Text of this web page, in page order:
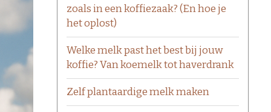
zoals in een koffiezaak? (En hoe je
het oplost)
Welke melk past het best bij jouw
koffie? Van koemelk tot haverdrank
Zelf plantaardige melk maken